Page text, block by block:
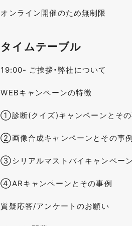
オンライン開催のため無制限
タイムテーブル
19:00- ご挨拶・弊社について
WEBキャンペーンの特徴
①診断(クイズ)キャンペーンとその
②画像合成キャンペーンとその事例
③シリアルマストバイキャンペー
④ARキャンペーンとその事例
質疑応答/アンケートのお願い